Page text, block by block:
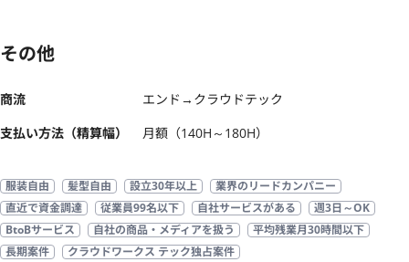
その他
商流
エンド→クラウドテック
支払い方法（精算幅）
月額（140H～180H）
服装自由 髪型自由 設立30年以上
業界のリードカンパニー
直近で資金調達
従業員99名以下 自社サービスがある
週3日～OK
BtoBサービス
自社の商品・メディアを扱う
平均残業月30時間以下
長期案件
クラウドワークス テック独占案件